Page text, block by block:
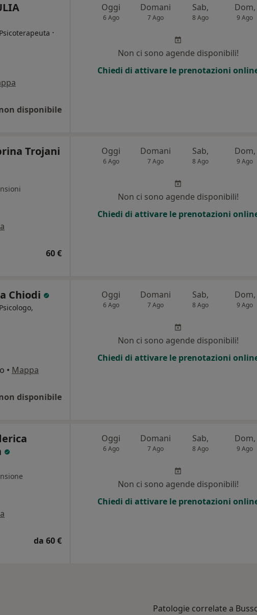
·
disponibile
Oggi
6 Ago
Domani
7 Ago
Sab,
8 Ago
Dom,
9 Ago
Non ci sono agende disponibili!
Chiedi di attivare le prenotazioni
Trojani
60 €
Oggi
6 Ago
Domani
7 Ago
Sab,
8 Ago
Dom,
9 Ago
Non ci sono agende disponibili!
Chiedi di attivare le prenotazioni
Chiodi
• Mappa
disponibile
Oggi
6 Ago
Domani
7 Ago
Sab,
8 Ago
Dom,
9 Ago
Non ci sono agende disponibili!
Chiedi di attivare le prenotazioni
da 60 €
Oggi
6 Ago
Domani
7 Ago
Sab,
8 Ago
Dom,
9 Ago
Non ci sono agende disponibili!
Chiedi di attivare le prenotazioni
Patologie correlate a